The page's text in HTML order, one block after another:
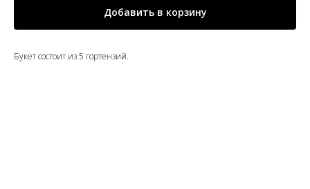
Добавить в корзину
Букет состоит из 5 гортензий.